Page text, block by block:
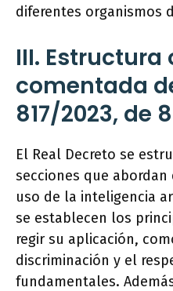
diferentes organismos
III.
comentada
817/2023, de
El Real Decreto se
secciones que
uso de la inteligencia
se establecen los
regir su aplicación,
discriminación y el
fundamentales.